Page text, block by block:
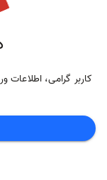
کاربر گرامی،